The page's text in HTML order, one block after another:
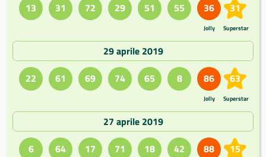
13
31 72 29 51 55 36
Jolly
31
Superstar
29 aprile 2019
22
61 69 74 65 8 86
Jolly
63
Superstar
27 aprile 2019
6
64 17 71 18 42 88 15